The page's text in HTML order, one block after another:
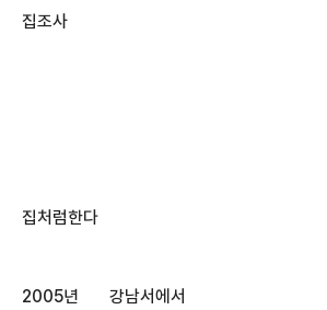
집조사
집처럼한다
2005년 강남서에서